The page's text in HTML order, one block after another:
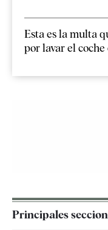
Esta es la multa
por lavar el coche
Principales